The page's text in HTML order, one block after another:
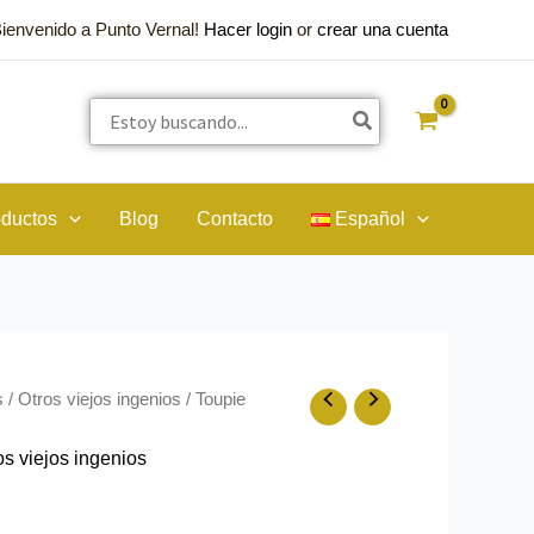
a Punto Vernal! Hacer login or crear una cuenta
por:
Blog Contacto Español
/Otros viejos ingenios / Toupie
viejos ingenios